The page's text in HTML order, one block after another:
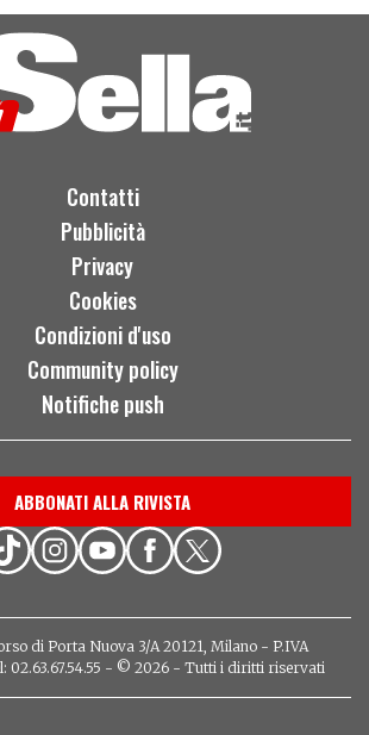
Contatti
Pubblicità
Privacy
Cookies
Condizioni d'uso
Community policy
Notifiche push
ABBONATI ALLA RIVISTA
di Porta Nuova 3/A 20121, Milano - P.IVA
02.63.67.54.55 - © 2026 - Tutti i diritti riservati